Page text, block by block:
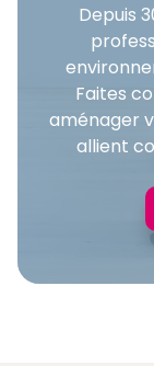
Depuis
Faites
aménager
allient